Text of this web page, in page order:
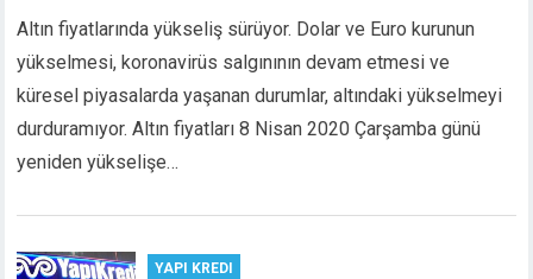
giriş
Altın fiyatlarında yükseliş sürüyor. Dolar ve Euro kurunun
yükselmesi, koronavirüs salgınının devam etmesi ve
küresel piyasalarda yaşanan durumlar, altındaki yükselmeyi
durduramıyor. Altın fiyatları 8 Nisan 2020 Çarşamba günü
yeniden yükselişe…
YAPI KREDI